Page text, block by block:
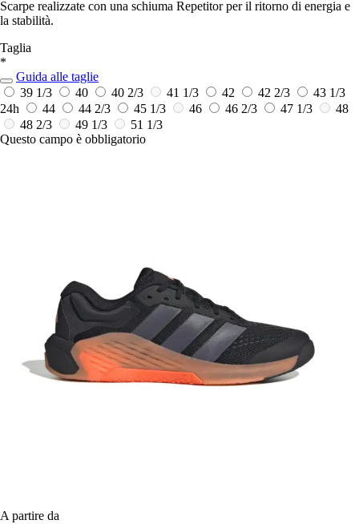
Scarpe realizzate con una schiuma Repetitor per il ritorno di energia e
la stabilità.
Taglia
*
Guida alle taglie
39 1/3
40 40 2/3 41 1/3 42 42 2/3
43 1/3
24h
44 44 2/3 45 1/3 46 46 2/3 47 1/3
48
48 2/3
49 1/3
51 1/3
Questo campo è obbligatorio
A partire da